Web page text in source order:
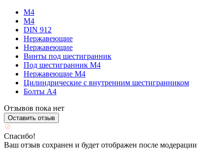
М4
М4
DIN 912
Нержавеющие
Нержавеющие
Винты под шестигранник
Под шестигранник М4
Нержавеющие М4
Цилиндрические с внутренним шестигранником
Болты А4
Отзывов пока нет
Оставить отзыв
Спасибо!
Ваш отзыв сохранен и будет отображен после модерации